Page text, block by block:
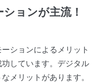
ョンが主流！
ションによるメリット
しています。デジタル
メリットがあります。